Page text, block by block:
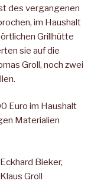
des vergangenen
im Haushalt
Grillhütte
sie auf die
Groll, noch zwei
Euro im Haushalt
Materialien
Bieker,
Groll